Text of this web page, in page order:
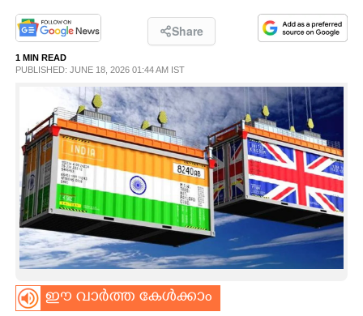
PHOTOS
LIFESTYLE
SPIRITUAL
INFO+
ART
Share
1 MIN READ
PUBLISHED: JUNE 18, 2026 01:44 AM IST
ഈ വാർത്ത കേൾക്കാം